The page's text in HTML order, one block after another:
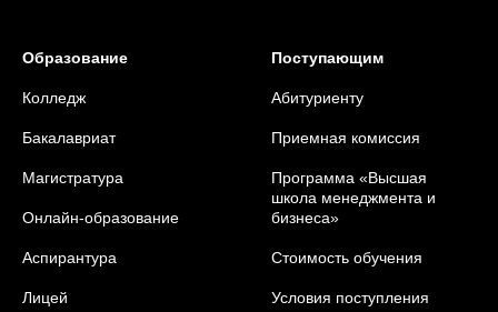
Образование
Колледж
Бакалавриат
Магистратура
Онлайн-образование
Аспирантура
Лицей
Поступающим
Абитуриенту
Приемная комиссия
Программа «Высшая
школа менеджмента и
бизнеса»
Стоимость обучения
Условия поступления